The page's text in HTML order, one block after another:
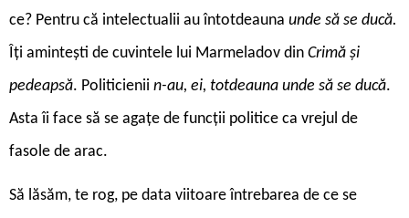
ce? Pentru că intelectualii au întotdeauna unde să se ducă.
Îți amintești de cuvintele lui Marmeladov din Crimă și
pedeapsă. Politicienii n-au, ei, totdeauna unde să se ducă.
Asta îi face să se agațe de funcții politice ca vrejul de
fasole de arac.
Să lăsăm, te rog, pe data viitoare întrebarea de ce se